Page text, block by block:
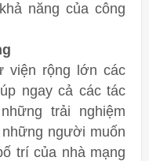
năng của công
viện rộng lớn các
ngay cả các tác
trải nghiệm
người muốn
trí của nhà mạng